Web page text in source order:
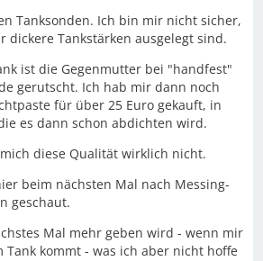
Tanksonden. Ich bin mir nicht sicher,
Tankstärken ausgelegt sind.
ist die Gegenmutter bei "handfest"
gerutscht. Ich hab mir dann noch
für über 25 Euro gekauft, in
es dann schon abdichten wird.
diese Qualität wirklich nicht.
beim nächsten Mal nach Messing-
geschaut.
Mal mehr geben wird - wenn mir
Tank kommt - was ich aber nicht hoffe